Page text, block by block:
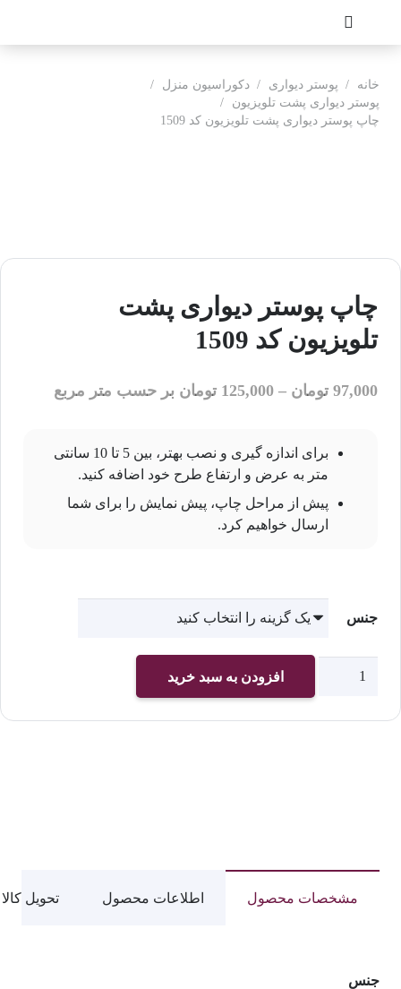
خانه / پوستر دیواری / دکوراسیون منزل
/
پوستر دیواری پشت تلویزیون
/
چاپ پوستر دیواری پشت تلویزیون کد 1509
چاپ پوستر دیواری پشت
تلویزیون کد 1509
97,000 تومان –
125,000 تومان بر حسب متر مربع
برای اندازه گیری و نصب بهتر، بین 5 تا 10 سانتی
متر به عرض و ارتفاع طرح خود اضافه کنید.
پیش از مراحل چاپ، پیش نمایش را برای شما
ارسال خواهیم کرد.
جنس
چاپ
دیواری
افزودن به سبد خرید
مشخصات محصول اطلاعات محصول تحویل کالا
جنس